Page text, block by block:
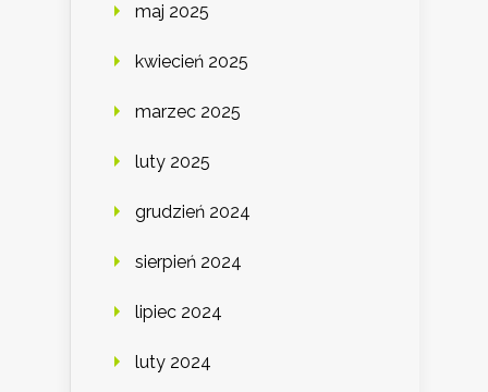
maj 2025
kwiecień 2025
marzec 2025
luty 2025
grudzień 2024
sierpień 2024
lipiec 2024
luty 2024